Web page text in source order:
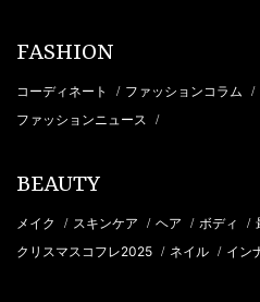
FASHION
コーディネート / ファッションコラム /
ファッションニュース /
BEAUTY
メイク / スキンケア / ヘア / ボディ /
クリスマスコフレ2025 / ネイル / イン